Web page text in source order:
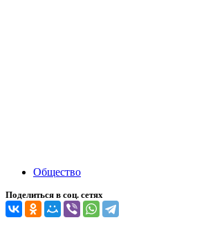
Общество
Поделиться в соц. сетях